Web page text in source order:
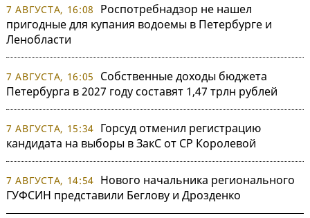
7 АВГУСТА, 16:08
Роспотребнадзор не нашел
пригодные для купания водоемы в Петербурге и
Ленобласти
7 АВГУСТА, 16:05
Собственные доходы бюджета
Петербурга в 2027 году составят 1,47 трлн рублей
7 АВГУСТА, 15:34 Горсуд отменил регистрацию
кандидата на выборы в ЗакС от СР Королевой
7 АВГУСТА, 14:54 Нового начальника регионального
ГУФСИН представили Беглову и Дрозденко